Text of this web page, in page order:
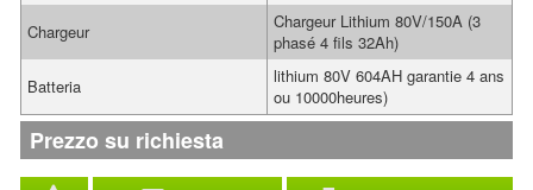
Chargeur
Chargeur Lithium 80V/150A (3
phasé 4 fils 32Ah)
Batteria
lithium 80V 604AH garantie 4 ans
ou 10000heures)
Prezzo su richiesta